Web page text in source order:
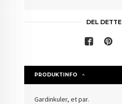
DEL DETTE
PRODUKTINFO
Gardinkuler, et par.